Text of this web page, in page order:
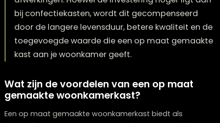
ruimtegebruik – zelfs in lastige hoeken of
en volledige vrijheid in materialen, kleuren en
afwerkingen. Hoewel de investering hoger ligt
bij confectiekasten, wordt dit gecompenseerd
toegevoegde waarde die een op maat
kast aan je woonkamer geeft.